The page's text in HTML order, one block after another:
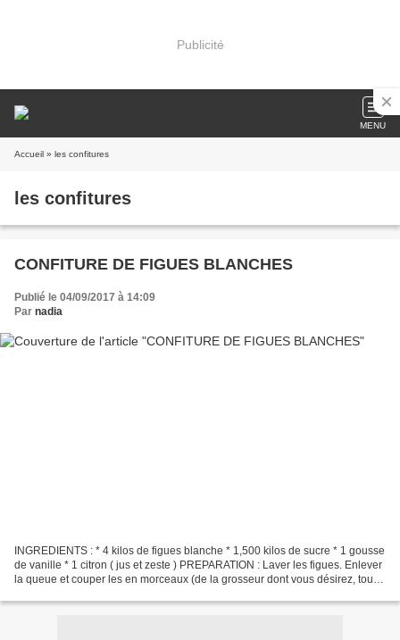
Publicité
MENU
Accueil » les confitures
les confitures
CONFITURE DE FIGUES BLANCHES
Publié le 04/09/2017 à 14:09
Par nadia
INGREDIENTS : * 4 kilos de figues blanche * 1,500 kilos de sucre * 1 gousse
de vanille * 1 citron ( jus et zeste ) PREPARATION : Laver les figues. Enlever
la queue et couper les en morceaux (de la grosseur dont vous désirez, tout